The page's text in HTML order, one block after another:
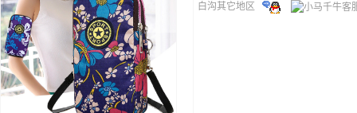
白沟其它地区